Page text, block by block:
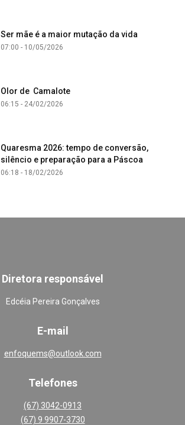
Ser mãe é a maior mutação da vida
07:00 - 10/05/2026
Olor de Camalote
06:15 - 24/02/2026
Quaresma 2026: tempo de conversão,
silêncio e preparação para a Páscoa
06:18 - 18/02/2026
Diretora responsável
Edcéia Pereira Gonçalves
E-mail
enfoquems@outlook.com
Telefones
(67) 3042-0913
(67) 9 9907-3730